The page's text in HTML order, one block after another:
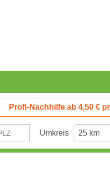
Profi-Nachhilfe ab 4,50 €
Umkreis